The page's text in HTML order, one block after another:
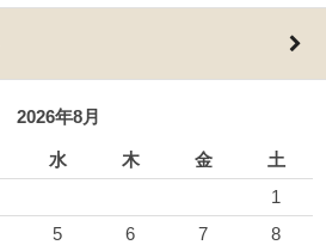
2026年8月
水 木 金
土
1
5 6 7
8